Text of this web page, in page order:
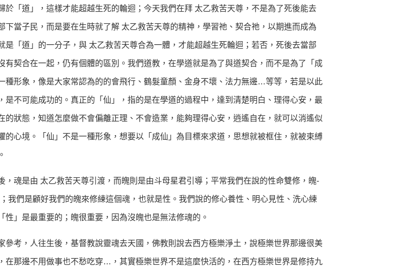
於「道」，這樣才能超越生死的輪迴；今天我們在拜 太乙救苦天尊，不是為了死後能去
下當子民，而是要在生時就了解 太乙救苦天尊的精神，學習祂、契合祂，以期進而成為
是「道」的一分子，與 太乙救苦天尊合為一體，才能超越生死輪迴；若否，死後去當部
有契合在一起，仍有個體的區別。我們道教，在學道就是為了與道契合，而不是為了「成
種形象，像是大家常認為的的會飛行、鶴髮童顏、金身不壞、法力無邊…等等，若是以此
是不可能成功的。真正的「仙」，指的是在學道的過程中，達到清楚明白、理得心安，最
的狀態，知道怎麼做不會偏離正理、不會造業，能夠理得心安，逍遙自在，就可以消遙似
的心境。「仙」不是一種形象，想要以「成仙」為目標來求道，思想就被框住，就被束縛
魂是由 太乙救苦天尊引渡，而魄則是由斗母星君引導；平常我們在說的性命雙修，魄-
我們是顧好我們的魄來修練這個魂，也就是性。我們說的修心養性、明心見性、洗心練
性」是最重要的；魄很重要，因為沒魄也是無法修魂的。
考，人往生後，基督教說靈魂去天國，佛教則說去西方極樂淨土，說極樂世界那邊很美
在那邊不用做事也不愁吃穿…，其實極樂世界不是這麼快活的，在西方極樂世界是修持九